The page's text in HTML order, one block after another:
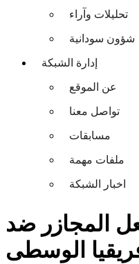
تحليلات وآراء
شؤون سودانية
إدارة الشبكة
عن الموقع
تواصل معنا
مسابقات
ملفات مهمة
اخبار الشبكة
المجازر ضد
الوسطى